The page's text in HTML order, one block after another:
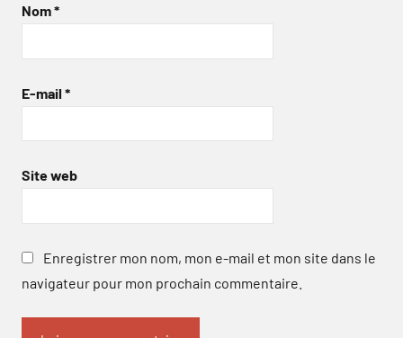
Nom*
E-mail *
Site web
Enregistrer mon nom, mon e-mail et mon site dans le
navigateur pour mon prochain commentaire.